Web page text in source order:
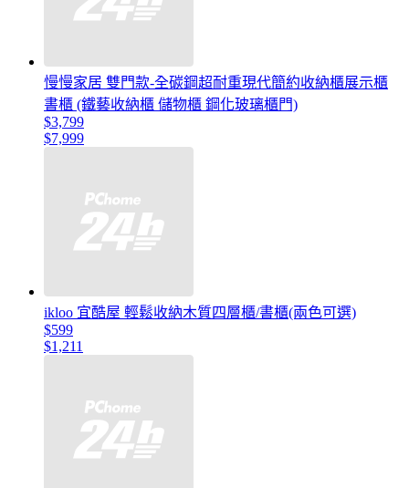
慢慢家居 雙門款-全碳鋼超耐重現代簡約收納櫃展示櫃
書櫃 (鐵藝收納櫃 儲物櫃 鋼化玻璃櫃門)
$3,799
$7,999
ikloo 宜酷屋 輕鬆收納木質四層櫃/書櫃(兩色可選)
$599
$1,211